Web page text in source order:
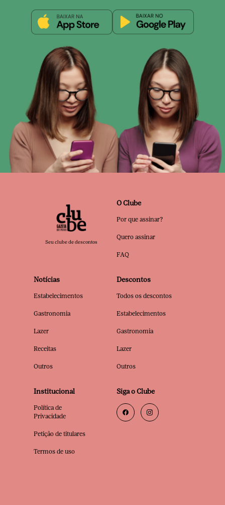
Seu clube de descontos
O Clube
Por que assinar?
Quero assinar
FAQ
Notícias
Estabelecimentos
Gastronomia
Lazer
Receitas
Outros
Descontos
Todos os descontos
Estabelecimentos
Gastronomia
Lazer
Outros
Institucional
Política de
Privacidade
Petição de titulares
Termos de uso
Siga o Clube